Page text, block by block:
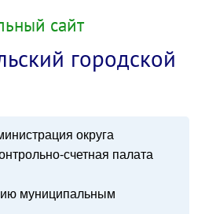
сайт
городской
округа
счетная палата
муниципальным